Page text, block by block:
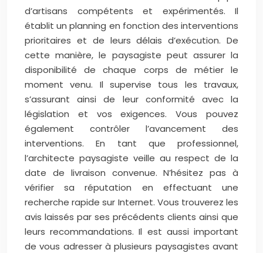
d’artisans compétents et expérimentés. Il
établit un planning en fonction des interventions
prioritaires et de leurs délais d’exécution. De
cette manière, le paysagiste peut assurer la
disponibilité de chaque corps de métier le
moment venu. Il supervise tous les travaux,
s’assurant ainsi de leur conformité avec la
législation et vos exigences. Vous pouvez
également contrôler l’avancement des
interventions. En tant que professionnel,
l’architecte paysagiste veille au respect de la
date de livraison convenue. N’hésitez pas à
vérifier sa réputation en effectuant une
recherche rapide sur Internet. Vous trouverez les
avis laissés par ses précédents clients ainsi que
leurs recommandations. Il est aussi important
de vous adresser à plusieurs paysagistes avant